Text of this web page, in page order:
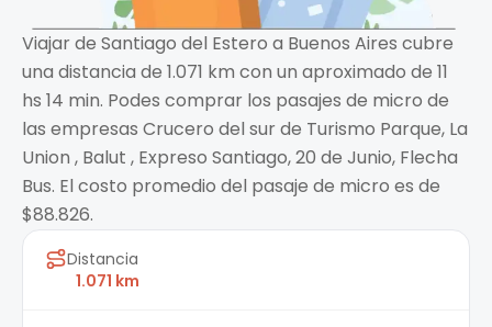
Viajar de Santiago del Estero a Buenos Aires cubre
una distancia de 1.071 km con un aproximado de 11
hs 14 min. Podes comprar los pasajes de micro de
las empresas Crucero del sur de Turismo Parque, La
Union , Balut , Expreso Santiago, 20 de Junio, Flecha
Bus. El costo promedio del pasaje de micro es de
$88.826.
Distancia
1.071 km